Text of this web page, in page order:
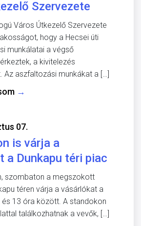
Szervezete
Város Útkezelő Szervezete
hogy a Hecsei úti
munkálatai a végső
a kivitelezés
Az aszfaltozási munkákat a […]
→
07.
is várja a
a Dunkapu téri piac
szombaton a megszokott
téren várja a vásárlókat a
13 óra között. A standokon
találkozhatnak a vevők, […]